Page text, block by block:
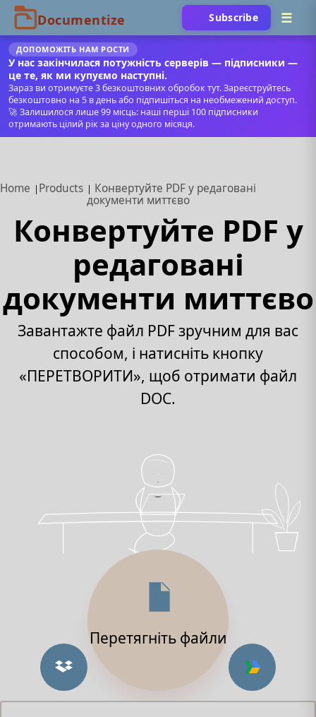
Subscribe
ДОПОМОЖІТЬ НАМ РОСТИ
У нас закінчилася потужність серверів — підписники —
це те, як ми купуємо наступні.
Зараз ви отримуєте 3 безкоштовних обробок тут. Зареєструйтесь
безкоштовно на 5 в день або підпишіться на необмежений доступ.
🚀 Залишилося лише 99 місць: наші перші 100 підписники
отримають цілий рік за ціну одного місяця.
Home Products
Конвертуйте PDF у редаговані
документи миттєво
Конвертуйте PDF у
редаговані
документи миттєво
Завантажте файл PDF зручним для вас
способом, і натисніть кнопку
«ПЕРЕТВОРИТИ», щоб отримати файл
DOC.
Перетягніть файли